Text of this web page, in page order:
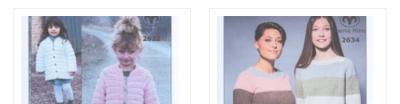
89.00 kr.